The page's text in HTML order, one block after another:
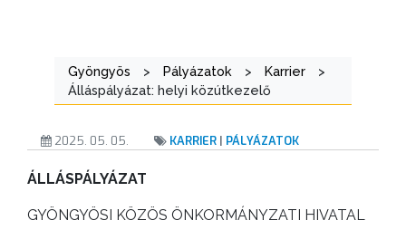
KIEMELT
GYÖNGYÖS
ÉRTÉKTÁRA
Gyöngyös > Pályázatok > Karrier
>
Álláspályázat: helyi közútkezelő
2025. 05. 05. KARRIER | PÁLYÁZATOK
ÁLLÁSPÁLYÁZAT
GYÖNGYÖSI KÖZÖS ÖNKORMÁNYZATI HIVATAL